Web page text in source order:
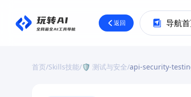
返回 导航
首页/Skills技能/🛡️ 测试与安全/api-security-